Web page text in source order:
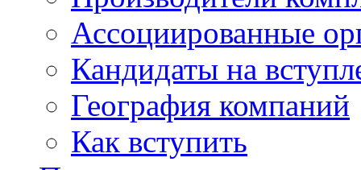
Ассоциированные
Кандидаты на
География компаний
Как вступить